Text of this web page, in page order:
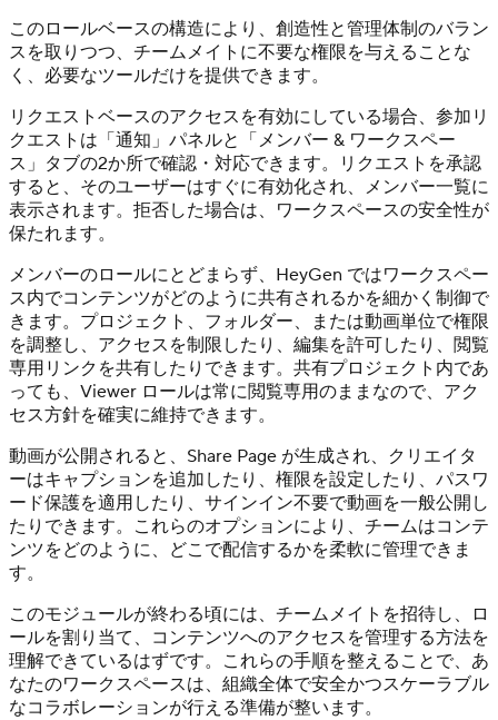
このロールベースの構造により、創造性と管理体制のバラン
スを取りつつ、チームメイトに不要な権限を与えることな
く、必要なツールだけを提供できます。
リクエストベースのアクセスを有効にしている場合、参加リ
クエストは「通知」パネルと「メンバー & ワークスペー
ス」タブの2か所で確認・対応できます。リクエストを承認
すると、そのユーザーはすぐに有効化され、メンバー一覧に
表示されます。拒否した場合は、ワークスペースの安全性が
保たれます。
メンバーのロールにとどまらず、HeyGen ではワークスペー
ス内でコンテンツがどのように共有されるかを細かく制御で
きます。プロジェクト、フォルダー、または動画単位で権限
を調整し、アクセスを制限したり、編集を許可したり、閲覧
専用リンクを共有したりできます。共有プロジェクト内であ
っても、Viewer ロールは常に閲覧専用のままなので、アク
セス方針を確実に維持できます。
動画が公開されると、Share Page が生成され、クリエイタ
ーはキャプションを追加したり、権限を設定したり、パスワ
ード保護を適用したり、サインイン不要で動画を一般公開し
たりできます。これらのオプションにより、チームはコンテ
ンツをどのように、どこで配信するかを柔軟に管理できま
す。
このモジュールが終わる頃には、チームメイトを招待し、ロ
ールを割り当て、コンテンツへのアクセスを管理する方法を
理解できているはずです。これらの手順を整えることで、あ
なたのワークスペースは、組織全体で安全かつスケーラブル
なコラボレーションが行える準備が整います。